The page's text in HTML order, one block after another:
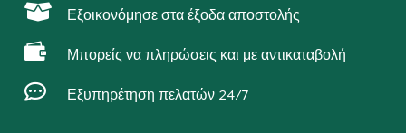
 Εξοικονόμησε στα έξοδα αποστολής
 Μπορείς να πληρώσεις και με αντικαταβολή
 Εξυπηρέτηση πελατών 24/7